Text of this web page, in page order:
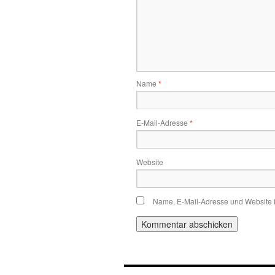
Name *
E-Mail-Adresse *
Website
Name, E-Mail-Adresse und